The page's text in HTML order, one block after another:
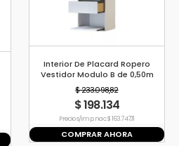
Interior De Placard Ropero
Vestidor Modulo B de 0,50m
$ 233.098,82
$ 198.134
Precio s/imp. nac. $ 163.747,11
COMPRAR AHORA